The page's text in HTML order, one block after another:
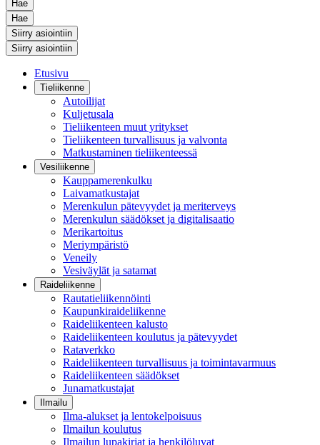
Hae
Hae
Siirry asiointiin
Siirry asiointiin
Etusivu
Tieliikenne
Autoilijat
Kuljetusala
Tieliikenteen muut yritykset
Tieliikenteen turvallisuus ja valvonta
Matkustaminen tieliikenteessä
Vesiliikenne
Kauppamerenkulku
Laivamatkustajat
Merenkulun pätevyydet ja meriterveys
Merenkulun säädökset ja digitalisaatio
Merikartoitus
Meriympäristö
Veneily
Vesiväylät ja satamat
Raideliikenne
Rautatieliikennöinti
Kaupunkiraideliikenne
Raideliikenteen kalusto
Raideliikenteen koulutus ja pätevyydet
Rataverkko
Raideliikenteen turvallisuus ja toimintavarmuus
Raideliikenteen säädökset
Junamatkustajat
Ilmailu
Ilma-alukset ja lentokelpoisuus
Ilmailun koulutus
Ilmailun lupakirjat ja henkilöluvat